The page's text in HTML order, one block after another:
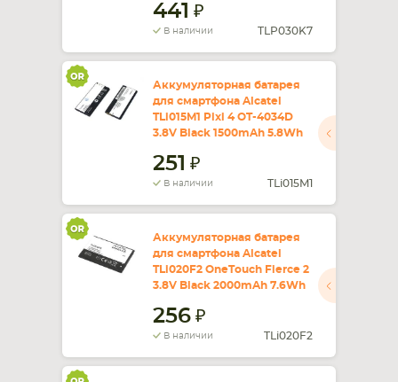
441
В наличии TLP030K7
Аккумуляторная батарея
для смартфона Alcatel
TLi015M1 Pixi 4 OT-4034D
3.8V Black 1500mAh 5.8Wh
251
В наличии TLi015M1
Аккумуляторная батарея
для смартфона Alcatel
TLi020F2 OneTouch Fierce 2
3.8V Black 2000mAh 7.6Wh
256
В наличии TLi020F2